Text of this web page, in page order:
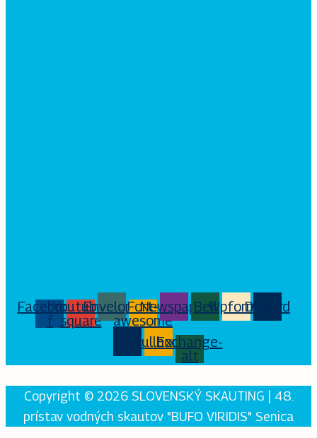
Facebook-
f
Youtube-
square
EnvelopeFort-
awesome
Newspaper
BellWpformsDiscord
Bullhorn
Exchange-
alt
Copyright © 2026 SLOVENSKÝ SKAUTING | 48.
prístav vodných skautov "BUFO VIRIDIS" Senica